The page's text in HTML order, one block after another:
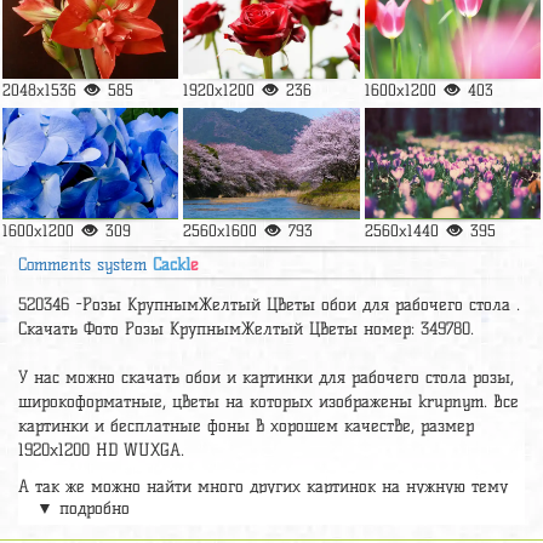
2048x1536 585 1920x1200 236 1600x1200 403
1600x1200 309 2560x1600 793 2560x1440 395
Comments system Cackle
520346 -Розы КрупнымЖелтый Цветы обои для рабочего стола .
Скачать Фото Розы КрупнымЖелтый Цветы номер: 349780.
У нас можно скачать обои и картинки для рабочего стола розы,
широкоформатные, цветы на которых изображены krupnym. Все
картинки и бесплатные фоны в хорошем качестве, размер
1920x1200 HD WUXGA.
А так же можно найти много других картинок на нужную тему
разделобои Цветы
большое количество красивых широкоформатных картинок, фото
▼ подробно